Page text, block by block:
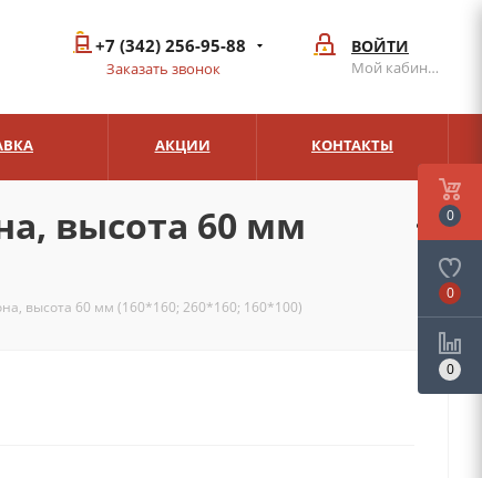
ВОЙТИ
Мой кабинет
+7 (342) 256-95-88
Заказать звонок
АКЦИИ КОНТАКТЫ
высота 60 мм
высота 60 мм (160*160; 260*160; 160*100)
0
0
0